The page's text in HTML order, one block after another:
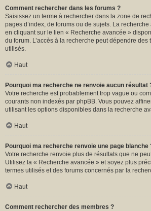
Comment rechercher dans les forums ?
Saisissez un terme à rechercher dans la zone de
pages d’index, de forums ou de sujets. La
en cliquant sur le lien « Recherche avancée »
du forum. L’accès à la recherche peut dépendre
utilisés.
Haut
Pourquoi ma recherche ne renvoie aucun résultat
Votre recherche est probablement trop vague ou
courants non indexés par phpBB. Vous pouvez
utilisant les options disponibles dans la recherche
Haut
Pourquoi ma recherche renvoie une page blanche
Votre recherche renvoie plus de résultats que ne
Utilisez la « Recherche avancée » et soyez plus
termes utilisés et des forums concernés par la
Haut
Comment rechercher des membres ?